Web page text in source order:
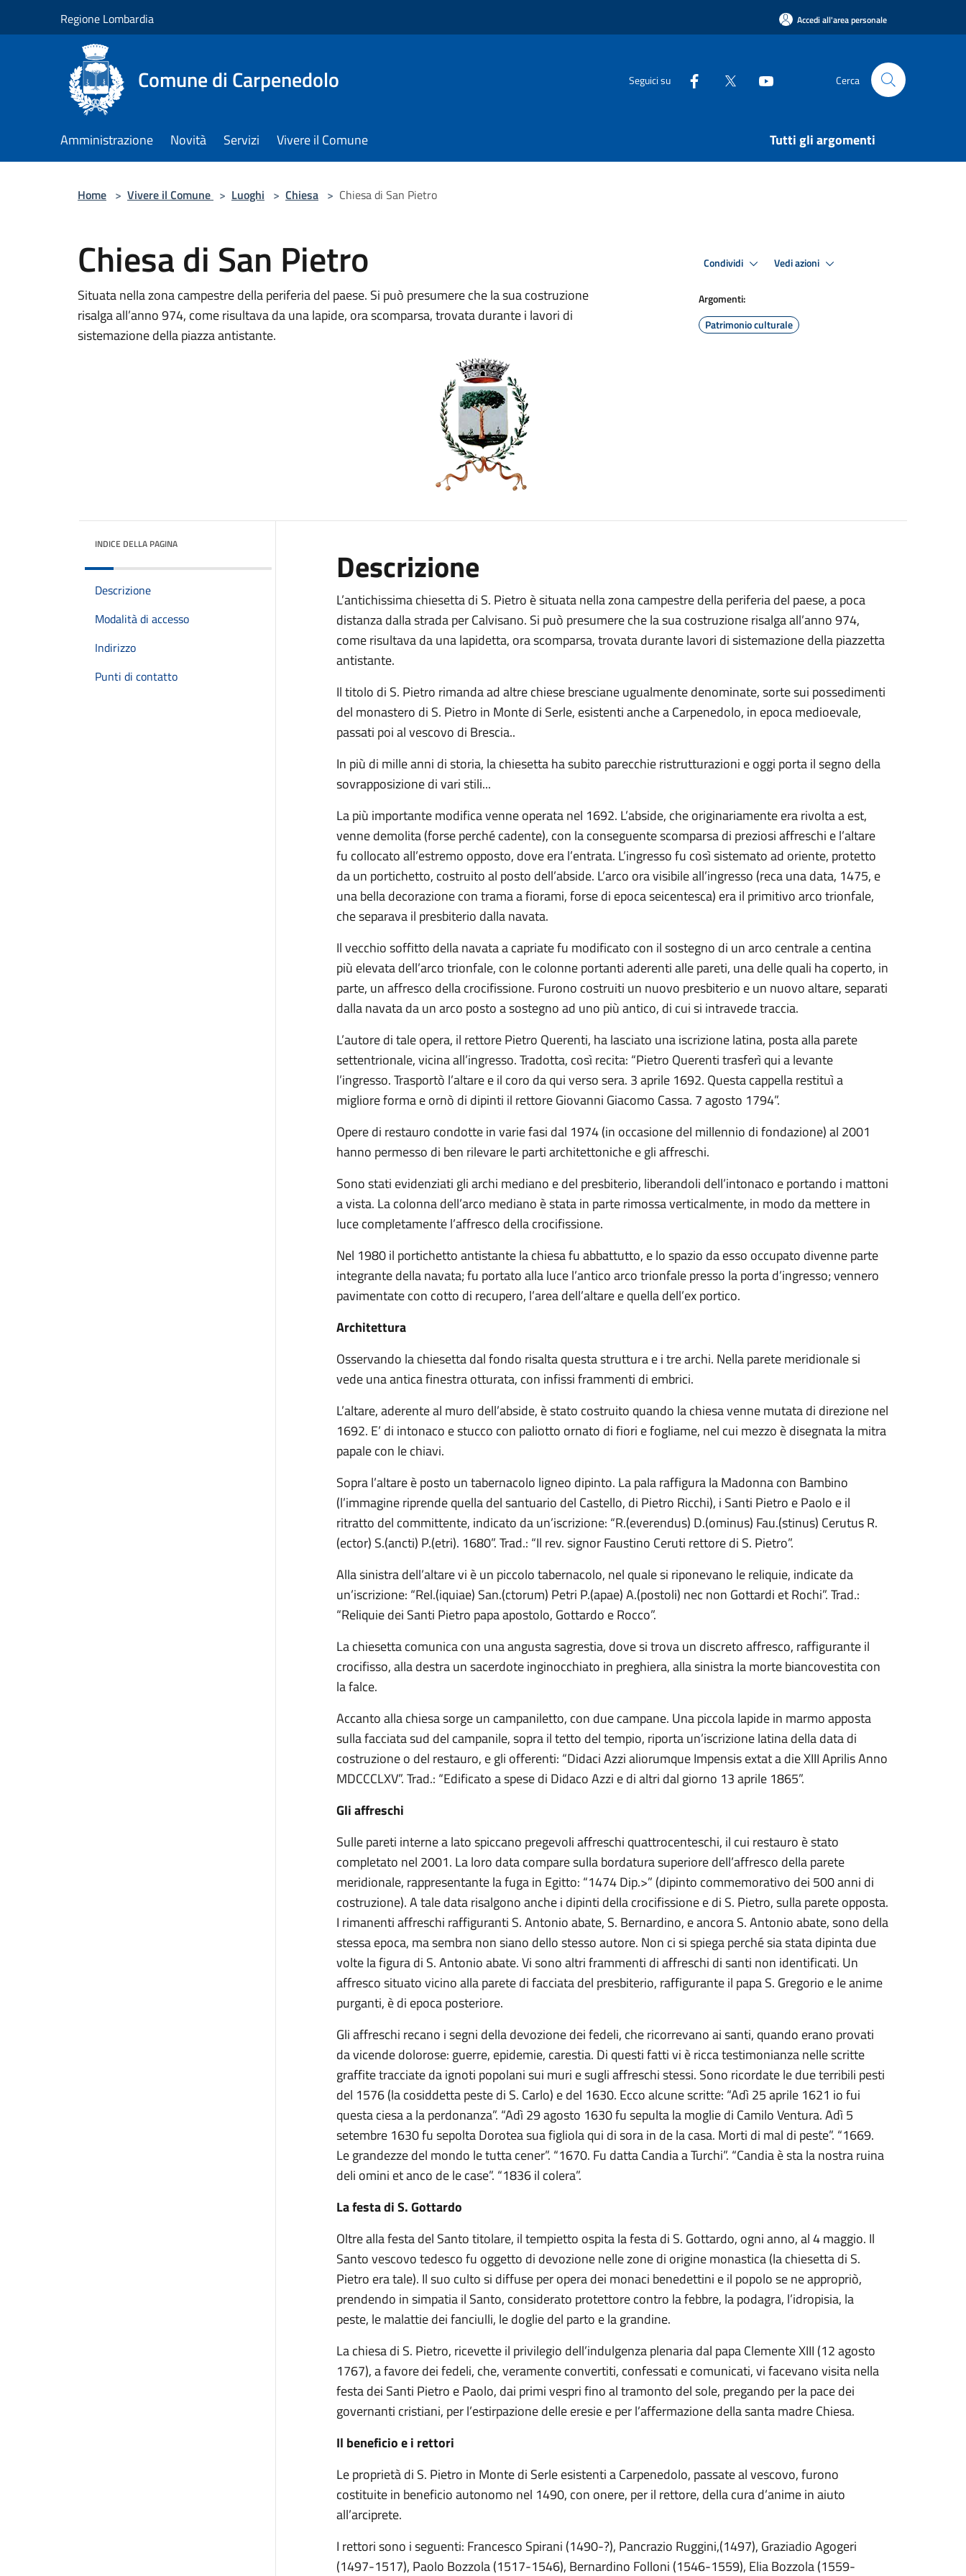
Regione Lombardia Accedi all'area personale
Comune di Carpenedolo Seguici su Cerca
Amministrazione Novità Servizi Vivere il Comune Tutti gli argomenti
Home > Vivere il Comune > Luoghi > Chiesa > Chiesa di San Pietro
Chiesa di San Pietro
Situata nella zona campestre della periferia del paese. Si può presumere che la sua costruzione
risalga all’anno 974, come risultava da una lapide, ora scomparsa, trovata durante i lavori di
sistemazione della piazza antistante.
Condividi Vedi azioni
Argomenti:
Patrimonio culturale
INDICE DELLA PAGINA
Descrizione
Modalità di accesso
Indirizzo
Punti di contatto
Descrizione
L’antichissima chiesetta di S. Pietro è situata nella zona campestre della periferia del paese, a poca
distanza dalla strada per Calvisano. Si può presumere che la sua costruzione risalga all’anno 974,
come risultava da una lapidetta, ora scomparsa, trovata durante lavori di sistemazione della piazzetta
antistante.
Il titolo di S. Pietro rimanda ad altre chiese bresciane ugualmente denominate, sorte sui possedimenti
del monastero di S. Pietro in Monte di Serle, esistenti anche a Carpenedolo, in epoca medioevale,
passati poi al vescovo di Brescia..
In più di mille anni di storia, la chiesetta ha subito parecchie ristrutturazioni e oggi porta il segno della
sovrapposizione di vari stili...
La più importante modifica venne operata nel 1692. L’abside, che originariamente era rivolta a est,
venne demolita (forse perché cadente), con la conseguente scomparsa di preziosi affreschi e l’altare
fu collocato all’estremo opposto, dove era l’entrata. L’ingresso fu così sistemato ad oriente, protetto
da un portichetto, costruito al posto dell’abside. L’arco ora visibile all’ingresso (reca una data, 1475, e
una bella decorazione con trama a fiorami, forse di epoca seicentesca) era il primitivo arco trionfale,
che separava il presbiterio dalla navata.
Il vecchio soffitto della navata a capriate fu modificato con il sostegno di un arco centrale a centina
più elevata dell’arco trionfale, con le colonne portanti aderenti alle pareti, una delle quali ha coperto, in
parte, un affresco della crocifissione. Furono costruiti un nuovo presbiterio e un nuovo altare, separati
dalla navata da un arco posto a sostegno ad uno più antico, di cui si intravede traccia.
L’autore di tale opera, il rettore Pietro Querenti, ha lasciato una iscrizione latina, posta alla parete
settentrionale, vicina all’ingresso. Tradotta, così recita: “Pietro Querenti trasferì qui a levante
l’ingresso. Trasportò l’altare e il coro da qui verso sera. 3 aprile 1692. Questa cappella restituì a
migliore forma e ornò di dipinti il rettore Giovanni Giacomo Cassa. 7 agosto 1794”.
Opere di restauro condotte in varie fasi dal 1974 (in occasione del millennio di fondazione) al 2001
hanno permesso di ben rilevare le parti architettoniche e gli affreschi.
Sono stati evidenziati gli archi mediano e del presbiterio, liberandoli dell’intonaco e portando i mattoni
a vista. La colonna dell’arco mediano è stata in parte rimossa verticalmente, in modo da mettere in
luce completamente l’affresco della crocifissione.
Nel 1980 il portichetto antistante la chiesa fu abbattutto, e lo spazio da esso occupato divenne parte
integrante della navata; fu portato alla luce l’antico arco trionfale presso la porta d’ingresso; vennero
pavimentate con cotto di recupero, l’area dell’altare e quella dell’ex portico.
Architettura
Osservando la chiesetta dal fondo risalta questa struttura e i tre archi. Nella parete meridionale si
vede una antica finestra otturata, con infissi frammenti di embrici.
L’altare, aderente al muro dell’abside, è stato costruito quando la chiesa venne mutata di direzione nel
1692. E’ di intonaco e stucco con paliotto ornato di fiori e fogliame, nel cui mezzo è disegnata la mitra
papale con le chiavi.
Sopra l’altare è posto un tabernacolo ligneo dipinto. La pala raffigura la Madonna con Bambino
(l’immagine riprende quella del santuario del Castello, di Pietro Ricchi), i Santi Pietro e Paolo e il
ritratto del committente, indicato da un’iscrizione: “R.(everendus) D.(ominus) Fau.(stinus) Cerutus R.
(ector) S.(ancti) P.(etri). 1680”. Trad.: “Il rev. signor Faustino Ceruti rettore di S. Pietro”.
Alla sinistra dell’altare vi è un piccolo tabernacolo, nel quale si riponevano le reliquie, indicate da
un’iscrizione: “Rel.(iquiae) San.(ctorum) Petri P.(apae) A.(postoli) nec non Gottardi et Rochi”. Trad.:
“Reliquie dei Santi Pietro papa apostolo, Gottardo e Rocco”.
La chiesetta comunica con una angusta sagrestia, dove si trova un discreto affresco, raffigurante il
crocifisso, alla destra un sacerdote inginocchiato in preghiera, alla sinistra la morte biancovestita con
la falce.
Accanto alla chiesa sorge un campaniletto, con due campane. Una piccola lapide in marmo apposta
sulla facciata sud del campanile, sopra il tetto del tempio, riporta un’iscrizione latina della data di
costruzione o del restauro, e gli offerenti: “Didaci Azzi aliorumque Impensis extat a die XIII Aprilis Anno
MDCCCLXV”. Trad.: “Edificato a spese di Didaco Azzi e di altri dal giorno 13 aprile 1865”.
Gli affreschi
Sulle pareti interne a lato spiccano pregevoli affreschi quattrocenteschi, il cui restauro è stato
completato nel 2001. La loro data compare sulla bordatura superiore dell’affresco della parete
meridionale, rappresentante la fuga in Egitto: “1474 Dip.>” (dipinto commemorativo dei 500 anni di
costruzione). A tale data risalgono anche i dipinti della crocifissione e di S. Pietro, sulla parete opposta.
I rimanenti affreschi raffiguranti S. Antonio abate, S. Bernardino, e ancora S. Antonio abate, sono della
stessa epoca, ma sembra non siano dello stesso autore. Non ci si spiega perché sia stata dipinta due
volte la figura di S. Antonio abate. Vi sono altri frammenti di affreschi di santi non identificati. Un
affresco situato vicino alla parete di facciata del presbiterio, raffigurante il papa S. Gregorio e le anime
purganti, è di epoca posteriore.
Gli affreschi recano i segni della devozione dei fedeli, che ricorrevano ai santi, quando erano provati
da vicende dolorose: guerre, epidemie, carestia. Di questi fatti vi è ricca testimonianza nelle scritte
graffite tracciate da ignoti popolani sui muri e sugli affreschi stessi. Sono ricordate le due terribili pesti
del 1576 (la cosiddetta peste di S. Carlo) e del 1630. Ecco alcune scritte: “Adì 25 aprile 1621 io fui
questa ciesa a la perdonanza”. “Adì 29 agosto 1630 fu sepulta la moglie di Camilo Ventura. Adì 5
setembre 1630 fu sepolta Dorotea sua figliola qui di sora in de la casa. Morti di mal di peste”. “1669.
Le grandezze del mondo le tutta cener”. “1670. Fu datta Candia a Turchi”. “Candia è sta la nostra ruina
deli omini et anco de le case”. “1836 il colera”.
La festa di S. Gottardo
Oltre alla festa del Santo titolare, il tempietto ospita la festa di S. Gottardo, ogni anno, al 4 maggio. Il
Santo vescovo tedesco fu oggetto di devozione nelle zone di origine monastica (la chiesetta di S.
Pietro era tale). Il suo culto si diffuse per opera dei monaci benedettini e il popolo se ne appropriò,
prendendo in simpatia il Santo, considerato protettore contro la febbre, la podagra, l’idropisia, la
peste, le malattie dei fanciulli, le doglie del parto e la grandine.
La chiesa di S. Pietro, ricevette il privilegio dell’indulgenza plenaria dal papa Clemente XIII (12 agosto
1767), a favore dei fedeli, che, veramente convertiti, confessati e comunicati, vi facevano visita nella
festa dei Santi Pietro e Paolo, dai primi vespri fino al tramonto del sole, pregando per la pace dei
governanti cristiani, per l’estirpazione delle eresie e per l’affermazione della santa madre Chiesa.
Il beneficio e i rettori
Le proprietà di S. Pietro in Monte di Serle esistenti a Carpenedolo, passate al vescovo, furono
costituite in beneficio autonomo nel 1490, con onere, per il rettore, della cura d’anime in aiuto
all’arciprete.
I rettori sono i seguenti: Francesco Spirani (1490-?), Pancrazio Ruggini,(1497), Graziadio Agogeri
(1497-1517), Paolo Bozzola (1517-1546), Bernardino Folloni (1546-1559), Elia Bozzola (1559-